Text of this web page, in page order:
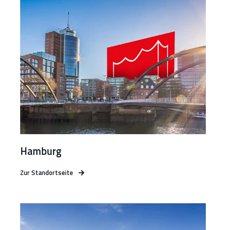
Hamburg
Zur Standortseite